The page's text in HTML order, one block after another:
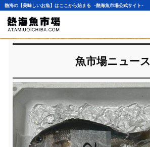
熱海の【美味しいお魚】はここから始まる -熱海魚市場公式サイト-
魚市場ニュース